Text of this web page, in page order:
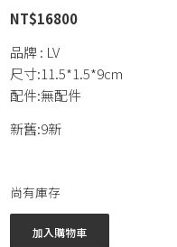
NT$16800
品牌 : LV
尺寸:11.5*1.5*9cm
配件:無配件
新舊:9新
尚有庫存
加入購物車